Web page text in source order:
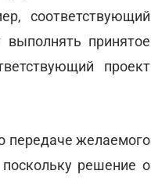
соответствующий
принятое
проект
передаче желаемого
решение о